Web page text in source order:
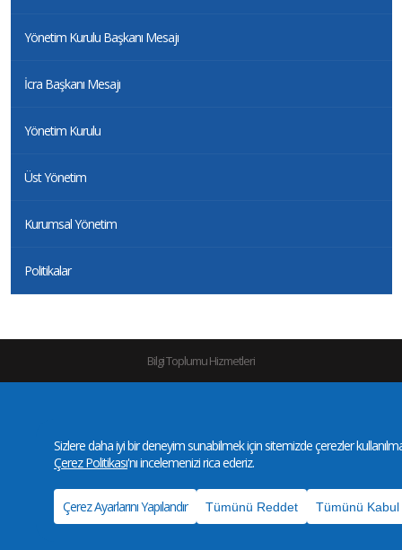
Yönetim Kurulu Başkanı Mesajı
İcra Başkanı Mesajı
Yönetim Kurulu
Üst Yönetim
Kurumsal Yönetim
Politikalar
Bilgi Toplumu Hizmetleri
©Copyright 2016-2026 |YaşarHolding | All Rights Reserved
Sizlere daha iyi bir deneyim sunabilmek için sitemizde çerezler
Çerez Politikası'nı incelemenizi rica ederiz.
Çerez Ayarlarını Yapılandır Tümünü Reddet Tümünü Kabul